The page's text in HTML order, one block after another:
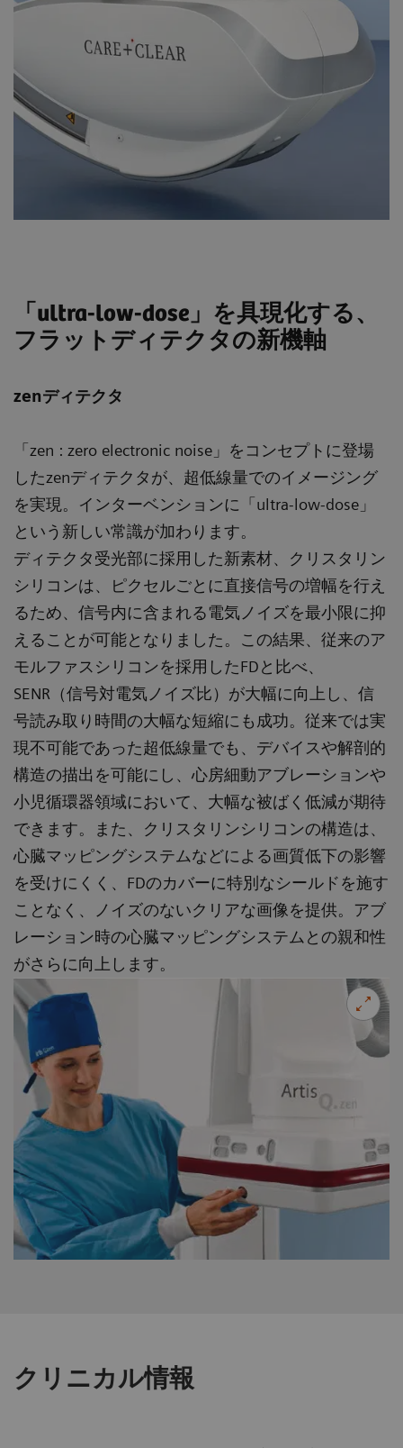
「ultra-low-dose」を具現化する、
フラットディテクタの新機軸
zenディテクタ
「zen : zero electronic noise」をコンセプトに登場
したzenディテクタが、超低線量でのイメージング
を実現。インターベンションに「ultra-low-dose」
という新しい常識が加わります。
ディテクタ受光部に採用した新素材、クリスタリン
シリコンは、ピクセルごとに直接信号の増幅を行え
るため、信号内に含まれる電気ノイズを最小限に抑
えることが可能となりました。この結果、従来のア
モルファスシリコンを採用したFDと比べ、
SENR（信号対電気ノイズ比）が大幅に向上し、信
号読み取り時間の大幅な短縮にも成功。従来では実
現不可能であった超低線量でも、デバイスや解剖的
構造の描出を可能にし、心房細動アブレーションや
小児循環器領域において、大幅な被ばく低減が期待
できます。また、クリスタリンシリコンの構造は、
心臓マッピングシステムなどによる画質低下の影響
を受けにくく、FDのカバーに特別なシールドを施す
ことなく、ノイズのないクリアな画像を提供。アブ
レーション時の心臓マッピングシステムとの親和性
がさらに向上します。
クリニカル情報